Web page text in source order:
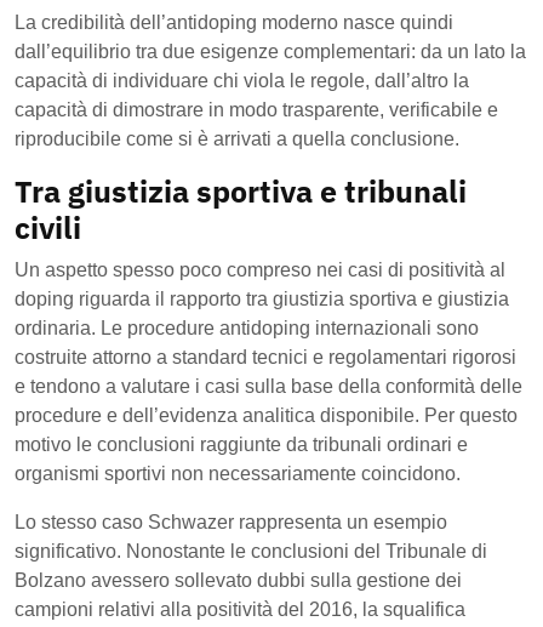
La credibilità dell’antidoping moderno nasce quindi
dall’equilibrio tra due esigenze complementari: da un lato la
capacità di individuare chi viola le regole, dall’altro la
capacità di dimostrare in modo trasparente, verificabile e
riproducibile come si è arrivati a quella conclusione.
Tra giustizia sportiva e tribunali
civili
Un aspetto spesso poco compreso nei casi di positività al
doping riguarda il rapporto tra giustizia sportiva e giustizia
ordinaria. Le procedure antidoping internazionali sono
costruite attorno a standard tecnici e regolamentari rigorosi
e tendono a valutare i casi sulla base della conformità delle
procedure e dell’evidenza analitica disponibile. Per questo
motivo le conclusioni raggiunte da tribunali ordinari e
organismi sportivi non necessariamente coincidono.
Lo stesso caso Schwazer rappresenta un esempio
significativo. Nonostante le conclusioni del Tribunale di
Bolzano avessero sollevato dubbi sulla gestione dei
campioni relativi alla positività del 2016, la squalifica